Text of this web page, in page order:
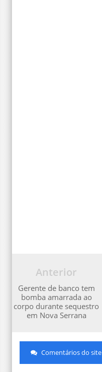
Anterior
Gerente de banco tem
bomba amarrada ao
corpo durante sequestro
em Nova Serrana
Comentários do site